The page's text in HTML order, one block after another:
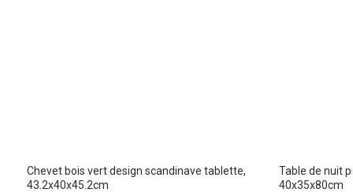
Chevet bois vert design scandinave tablette,
43.2x40x45.2cm
Table de nuit
40x35x80cm